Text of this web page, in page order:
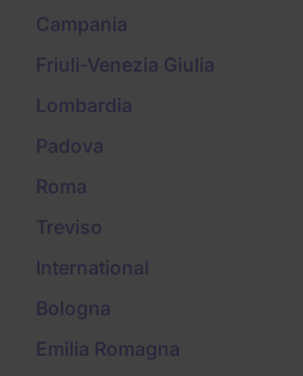
Campania
Friuli-Venezia Giulia
Lombardia
Padova
Roma
Treviso
International
Bologna
Emilia Romagna